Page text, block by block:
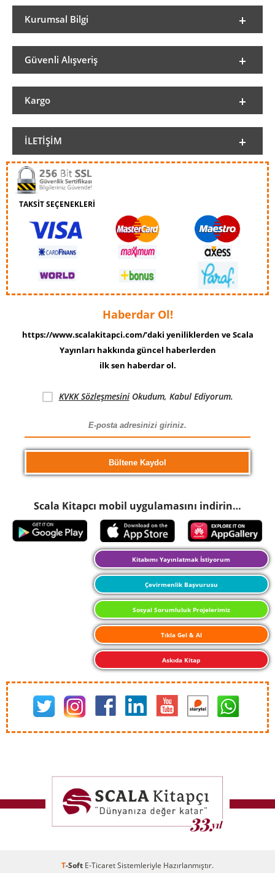
Kurumsal Bilgi
Güvenli Alışveriş
Kargo
İLETIŞIM
TAKSİT SEÇENEKLERİ
Haberdar Ol!
https://www.scalakitapci.com/’daki yeniliklerden ve Scala
Yayınları hakkında güncel haberlerden
ilk sen haberdar ol.
KVKK SözleşmesiniOkudum, Kabul Ediyorum.
Scala Kitapcı mobil uygulamasını indirin…
Kitabımı Yayınlatmak İstiyorum
Çevirmenlik Başvurusu
Sosyal Sorumluluk Projelerimiz
Tıkla Gel & Al
Askıda Kitap
T-Soft E-TicaretSistemleriyle Hazırlanmıştır.